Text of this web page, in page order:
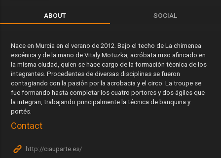
ABOUT SOCIAL
Nace en Murcia en el verano de 2012. Bajo el techo de La chimenea
escénica y de la mano de Vitaly Motuzka, acróbata ruso afincado en
la misma ciudad, quien se hace cargo de la formación técnica de los
integrantes. Procedentes de diversas disciplinas se fueron
contagiando con la pasión por la acrobacia y el circo. La troupe se
fue formando hasta completar los cuatro portores y dos ágiles que
la integran, trabajando principalmente la técnica de banquina y
portés.
Contact
http://ciauparte.es/